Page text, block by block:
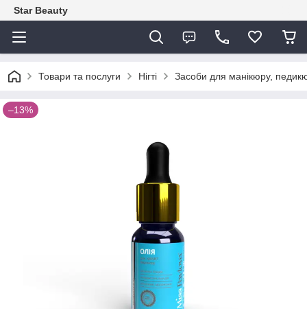
Star Beauty
Товари та послуги Нігті Засоби для манікюру,
–13%